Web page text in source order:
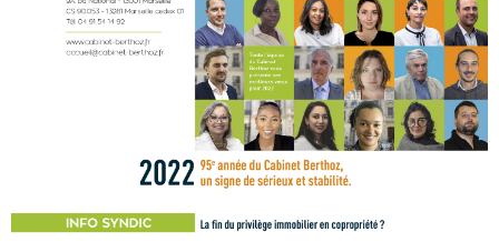
LIRE L'ARTICLE